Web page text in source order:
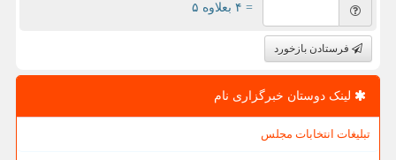
= ۴ بعلاوه ۵
فرستادن بازخورد
لینک دوستان خبرگزاری نام
تبلیغات انتخابات مجلس